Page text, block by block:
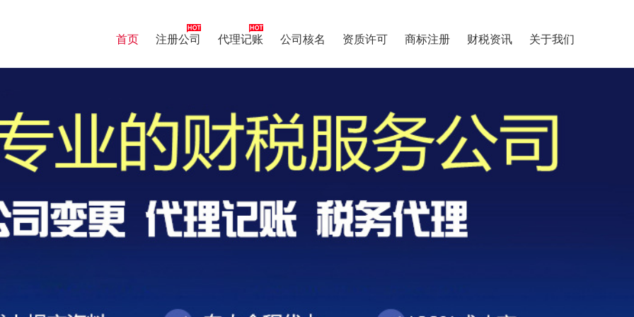
首页 注册公司 代理记账 公司核名 资质许可 商标注册 财税资讯 关于我们